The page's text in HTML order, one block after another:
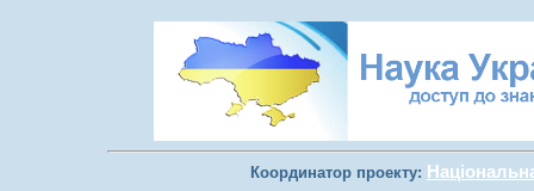
Координатор проекту: